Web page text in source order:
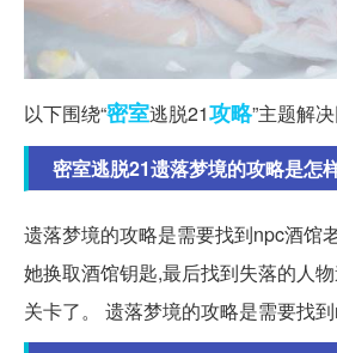
以下围绕“密室逃脱21攻略”主题解
密室逃脱21遗落梦境的攻略是怎
遗落梦境的攻略是需要找到npc酒馆
她换取酒馆钥匙,最后找到失落的人
关卡了。 遗落梦境的攻略是需要找到